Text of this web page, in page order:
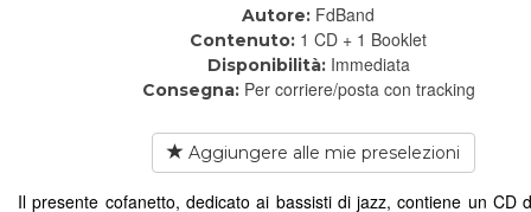
Autore: FdBand
Contenuto: 1 CD + 1 Booklet
Disponibilità: Immediata
Consegna: Per corriere/posta con tracking
Aggiungere alle mie preselezioni
Il presente cofanetto, dedicato ai bassisti di jazz, contiene un CD